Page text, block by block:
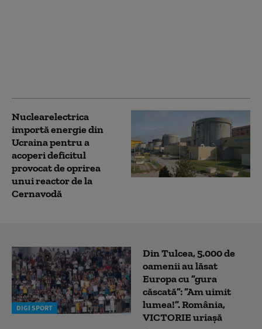
Nuclearelectrica
importă energie din
Ucraina pentru a
acoperi deficitul
provocat de oprirea
unui reactor de la
Cernavodă
DIGI SPORT
Din Tulcea, 5.000 de
oamenii au lăsat
Europa cu ”gura
căscată”: ”Am uimit
lumea!”. România,
VICTORIE uriașă